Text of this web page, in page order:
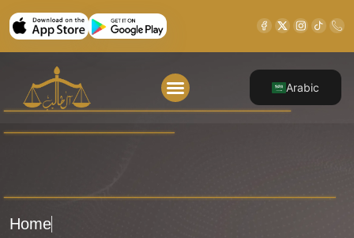
Arabic
Home